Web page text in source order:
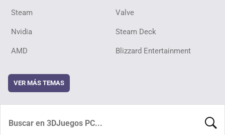
Steam Valve
Nvidia Steam Deck
AMD Blizzard Entertainment
VER MÁS TEMAS